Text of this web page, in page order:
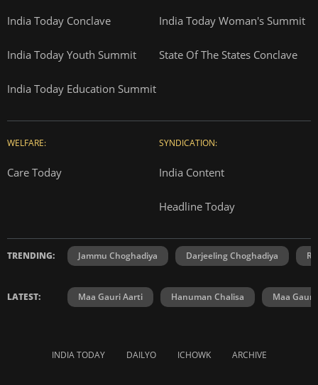
India Today Conclave India Today Woman's Summit
India Today Youth Summit State Of The States Conclave
India Today Education Summit
WELFARE:
Care Today
SYNDICATION:
India Content
Headline Today
TRENDING: Jammu Choghadiya Darjeeling Choghadiya
LATEST: Maa Gauri Aarti Hanuman Chalisa Maa Gauri
INDIA TODAY DAILYO ICHOWK ARCHIVE